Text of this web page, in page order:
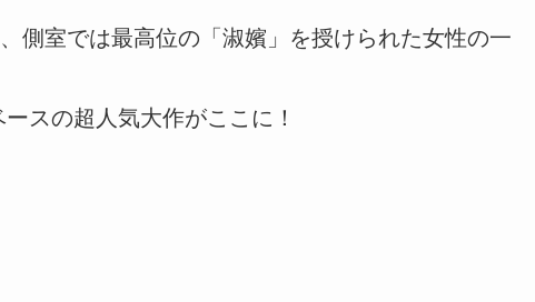
側室では最高位の「淑嬪」を授けられた女性の一
スの超人気大作がここに！